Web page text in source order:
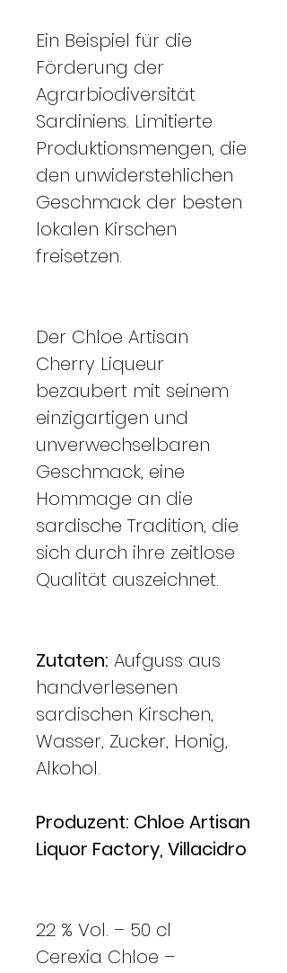
Ein Beispiel für die
Förderung der
Agrarbiodiversität
Sardiniens. Limitierte
Produktionsmengen, die
den unwiderstehlichen
Geschmack der besten
lokalen Kirschen
freisetzen.
Der Chloe Artisan
Cherry Liqueur
bezaubert mit seinem
einzigartigen und
unverwechselbaren
Geschmack, eine
Hommage an die
sardische Tradition, die
sich durch ihre zeitlose
Qualität auszeichnet.
Zutaten: Aufguss aus
handverlesenen
sardischen Kirschen,
Wasser, Zucker, Honig,
Alkohol.
Produzent: Chloe Artisan
Liquor Factory, Villacidro
22 % Vol. – 50 cl
Cerexia Chloe –